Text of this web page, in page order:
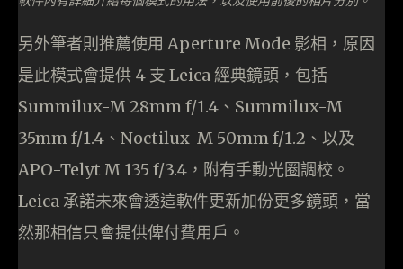
另外筆者則推薦使用 Aperture Mode 影相，原因
是此模式會提供 4 支 Leica 經典鏡頭，包括
Summilux-M 28mm f/1.4、Summilux-M
35mm f/1.4、Noctilux-M 50mm f/1.2、以及
APO-Telyt M 135 f/3.4，附有手動光圈調校。
Leica 承諾未來會透這軟件更新加份更多鏡頭，當
然那相信只會提供俾付費用戶。